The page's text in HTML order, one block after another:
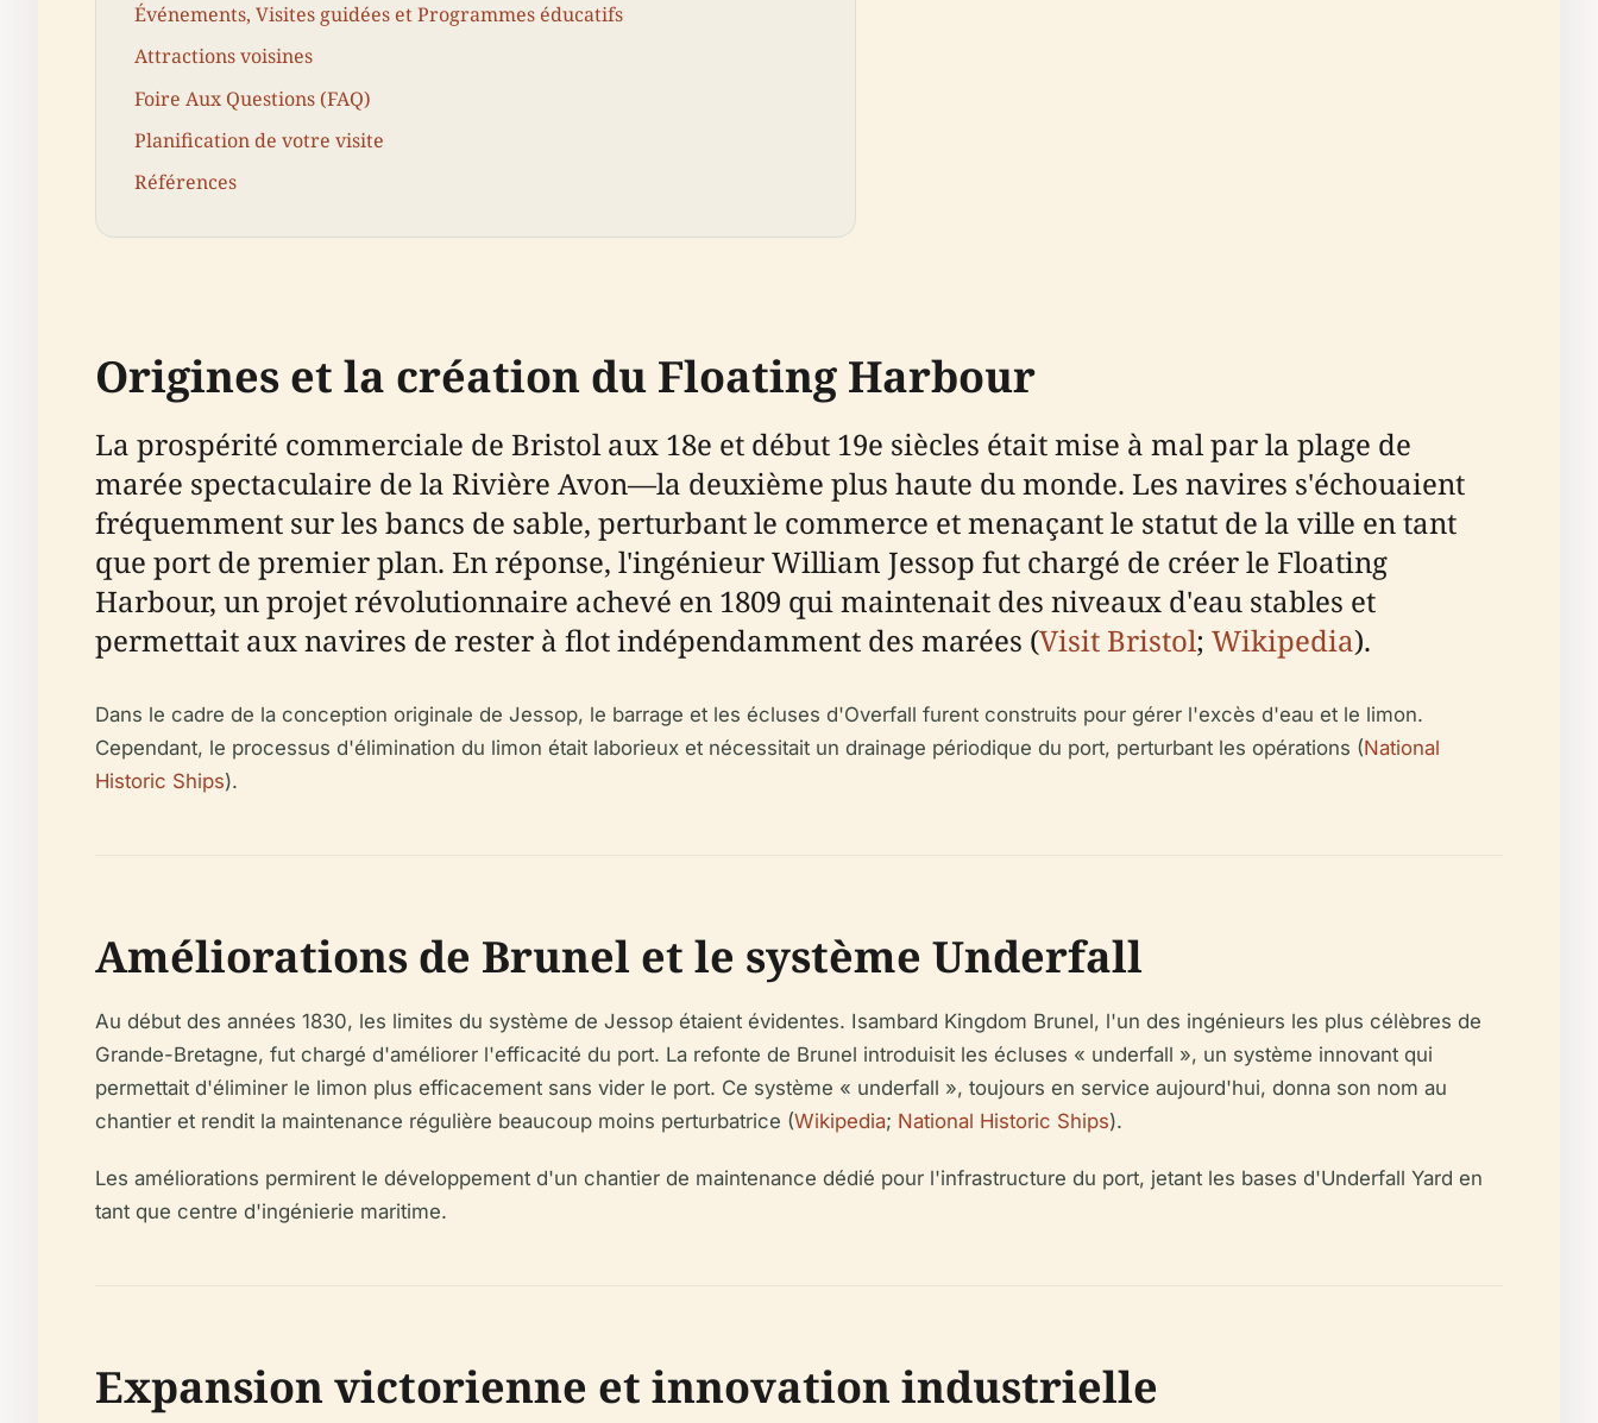
Événements, Visites guidées et Programmes éducatifs
Attractions voisines
Foire Aux Questions (FAQ)
Planification de votre visite
Références
Origines et la création du Floating Harbour
La prospérité commerciale de Bristol aux 18e et début 19e siècles était mise à mal par la plage de
marée spectaculaire de la Rivière Avon—la deuxième plus haute du monde. Les navires s'échouaient
fréquemment sur les bancs de sable, perturbant le commerce et menaçant le statut de la ville en tant
que port de premier plan. En réponse, l'ingénieur William Jessop fut chargé de créer le Floating
Harbour, un projet révolutionnaire achevé en 1809 qui maintenait des niveaux d'eau stables et
permettait aux navires de rester à flot indépendamment des marées (Visit Bristol; Wikipedia).
Dans le cadre de la conception originale de Jessop, le barrage et les écluses d'Overfall furent construits pour gérer l'excès d'eau et le limon.
Cependant, le processus d'élimination du limon était laborieux et nécessitait un drainage périodique du port, perturbant les opérations (National
Historic Ships).
Améliorations de Brunel et le système Underfall
Au début des années 1830, les limites du système de Jessop étaient évidentes. Isambard Kingdom Brunel, l'un des ingénieurs les plus célèbres de
Grande-Bretagne, fut chargé d'améliorer l'efficacité du port. La refonte de Brunel introduisit les écluses « underfall », un système innovant qui
permettait d'éliminer le limon plus efficacement sans vider le port. Ce système « underfall », toujours en service aujourd'hui, donna son nom au
chantier et rendit la maintenance régulière beaucoup moins perturbatrice (Wikipedia; National Historic Ships).
Les améliorations permirent le développement d'un chantier de maintenance dédié pour l'infrastructure du port, jetant les bases d'Underfall Yard en
tant que centre d'ingénierie maritime.
Expansion victorienne et innovation industrielle